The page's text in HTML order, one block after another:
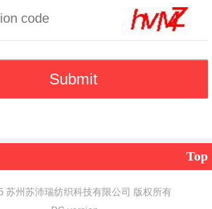
Top
苏州苏沛瑞纺织科技有限公司 版权所有